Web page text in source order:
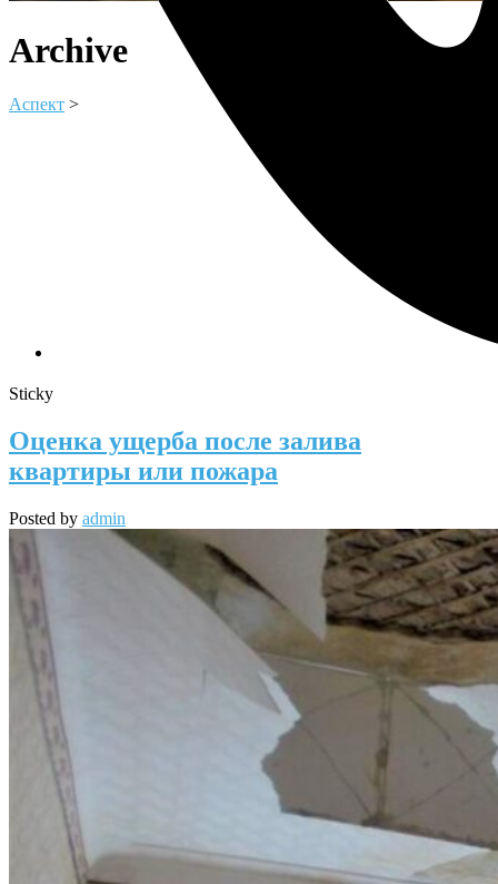
Archive
Аспект >
Sticky
Оценка ущерба после залива
квартиры или пожара
Posted by admin